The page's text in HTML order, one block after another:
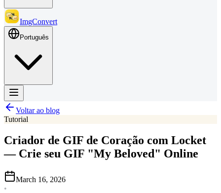
ImgConvert
Português
Voltar ao blog
Tutorial
Criador de GIF de Coração com Locket
— Crie seu GIF "My Beloved" Online
March 16, 2026
•